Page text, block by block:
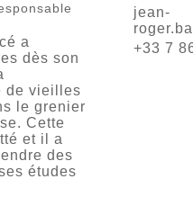
a
dès son
de vieilles
le grenier
Cette
et il a
des
études
jean-
+33 7